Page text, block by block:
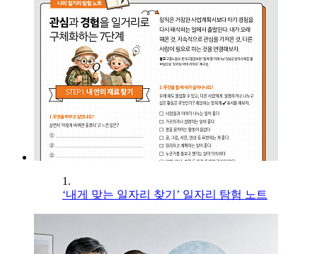
1.
‘내게 맞는 일자리 찾기’ 일자리 탐험 노트